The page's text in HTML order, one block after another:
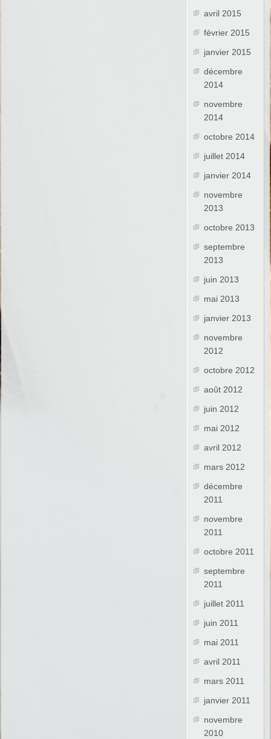
avril 2015
février 2015
janvier 2015
décembre
2014
novembre
2014
octobre 2014
juillet 2014
janvier 2014
novembre
2013
octobre 2013
septembre
2013
juin 2013
mai 2013
janvier 2013
novembre
2012
octobre 2012
août 2012
juin 2012
mai 2012
avril 2012
mars 2012
décembre
2011
novembre
2011
octobre 2011
septembre
2011
juillet 2011
juin 2011
mai 2011
avril 2011
mars 2011
janvier 2011
novembre
2010